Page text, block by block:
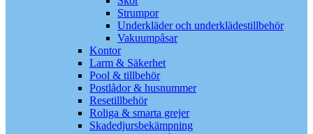
Strumpor
Underkläder och underklädestillbehör
Vakuumpåsar
Kontor
Larm & Säkerhet
Pool & tillbehör
Postlådor & husnummer
Resetillbehör
Roliga & smarta grejer
Skadedjursbekämpning